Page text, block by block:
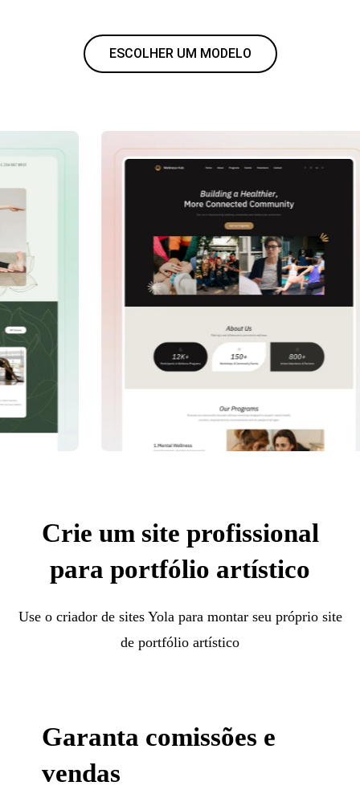
ESCOLHER UM MODELO
Crie um site profissional
para portfólio artístico
Use o criador de sites Yola para montar seu próprio site
de portfólio artístico
Garanta comissões e
vendas